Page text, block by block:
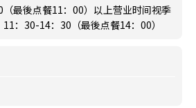
最後点餐11：00）以上营业时间视季
：30-14：30（最後点餐14：00）